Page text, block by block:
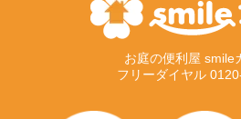
お庭の便利屋 smile
フリーダイヤル